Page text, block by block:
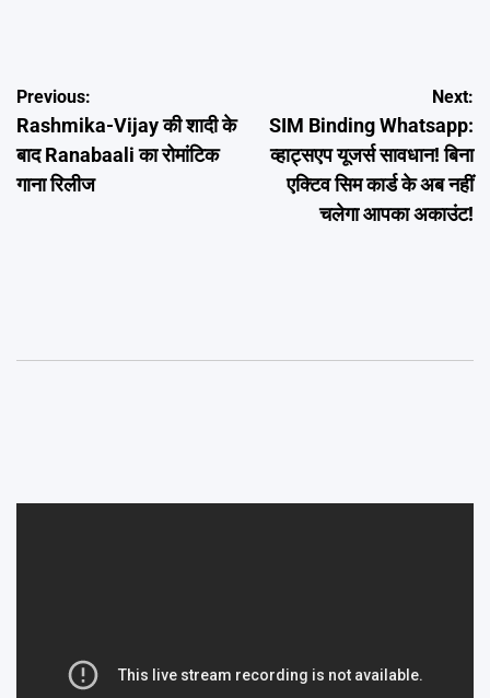
Post
navigation
Previous:
Rashmika-Vijay की शादी के
बाद Ranabaali का रोमांटिक
गाना रिलीज
Next:
SIM Binding Whatsapp:
व्हाट्सएप यूजर्स सावधान! बिना
एक्टिव सिम कार्ड के अब नहीं
चलेगा आपका अकाउंट!